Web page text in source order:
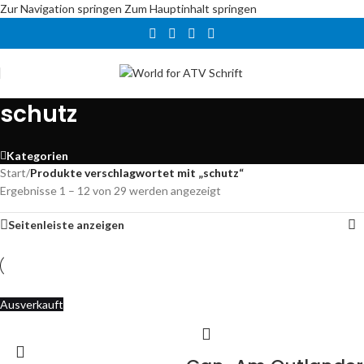
Zur Navigation springen Zum Hauptinhalt springen
schutz
Kategorien
Start/Produkte verschlagwortet mit „schutz“
Ergebnisse 1 – 12 von 29 werden angezeigt
Seitenleiste anzeigen
Ausverkauft